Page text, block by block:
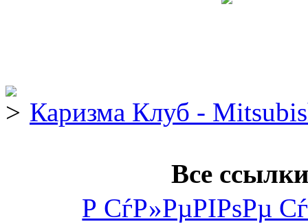
Каризма Клуб -
Все
Р СѓР»РµРІРѕРµ